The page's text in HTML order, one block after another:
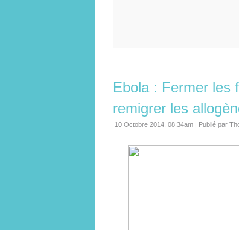
Ebola : Fermer les
remigrer les
10 Octobre 2014, 08:34am | Publié par